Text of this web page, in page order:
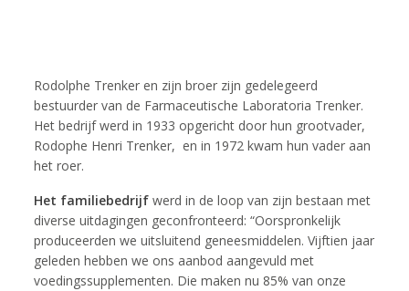
Rodolphe Trenker en zijn broer zijn gedelegeerd
bestuurder van de Farmaceutische Laboratoria Trenker.
Het bedrijf werd in 1933 opgericht door hun grootvader,
Rodophe Henri Trenker, en in 1972 kwam hun vader aan
het roer.
Het familiebedrijf werd in de loop van zijn bestaan met
diverse uitdagingen geconfronteerd: “Oorspronkelijk
produceerden we uitsluitend geneesmiddelen. Vijftien jaar
geleden hebben we ons aanbod aangevuld met
voedingssupplementen. Die maken nu 85% van onze